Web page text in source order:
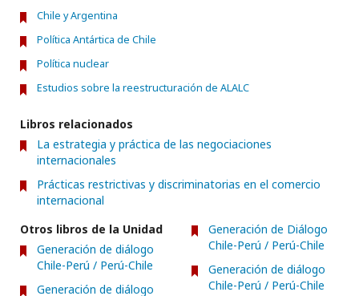
Chile y Argentina
Política Antártica de Chile
Política nuclear
Estudios sobre la reestructuración de ALALC
Libros relacionados
La estrategia y práctica de las negociaciones
internacionales
Prácticas restrictivas y discriminatorias en el comercio
internacional
Otros libros de la Unidad
Generación de diálogo
Chile-Perú / Perú-Chile
Generación de diálogo
Generación de Diálogo
Chile-Perú / Perú-Chile
Generación de diálogo
Chile-Perú / Perú-Chile